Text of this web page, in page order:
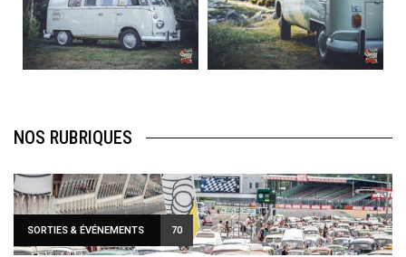
Août 10
120
0
Août 10
108
0
NOS RUBRIQUES
SORTIES & ÉVÉNEMENTS 70